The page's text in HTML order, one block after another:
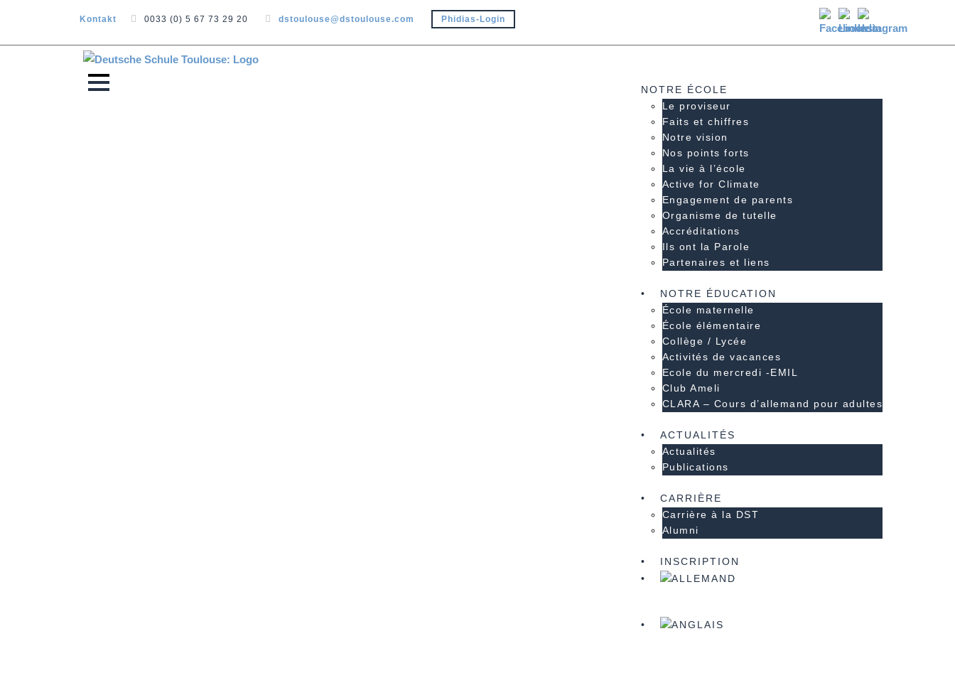
Kontakt 0033 (0) 5 67 73 29 20 dstoulouse@dstoulouse.com Phidias-Login
NOTRE ÉCOLE
Le proviseur
Faits et chiffres
Notre vision
Nos points forts
La vie à l’école
Active for Climate
Engagement de parents
Organisme de tutelle
Accréditations
Ils ont la Parole
Partenaires et liens
NOTRE ÉDUCATION
École maternelle
École élémentaire
Collège / Lycée
Activités de vacances
Ecole du mercredi -EMIL
Club Ameli
CLARA – Cours d’allemand pour adultes
ACTUALITÉS
Actualités
Publications
CARRIÈRE
Carrière à la DST
Alumni
INSCRIPTION